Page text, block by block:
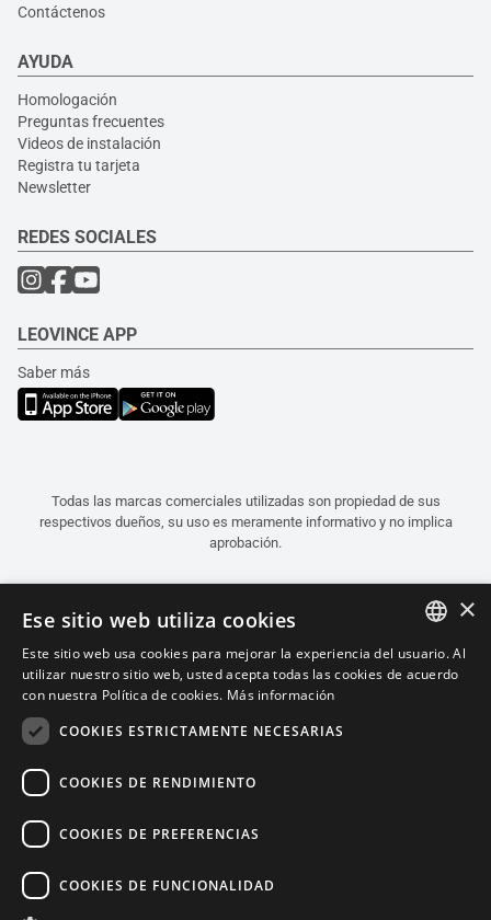
Contáctenos
AYUDA
Homologación
Preguntas frecuentes
Videos de instalación
Registra tu tarjeta
Newsletter
REDES SOCIALES
LEOVINCE APP
Saber más
Todas las marcas comerciales utilizadas son propiedad de sus
respectivos dueños, su uso es meramente informativo y no implica
aprobación.
ITALIAN
×
Ese sitio web utiliza cookies
Este sitio web usa cookies para mejorar la experiencia del usuario. Al
utilizar nuestro sitio web, usted acepta todas las cookies de acuerdo
con nuestra Política de cookies. Más información
COOKIES ESTRICTAMENTE NECESARIAS
COOKIES DE RENDIMIENTO
COOKIES DE PREFERENCIAS
COOKIES DE FUNCIONALIDAD